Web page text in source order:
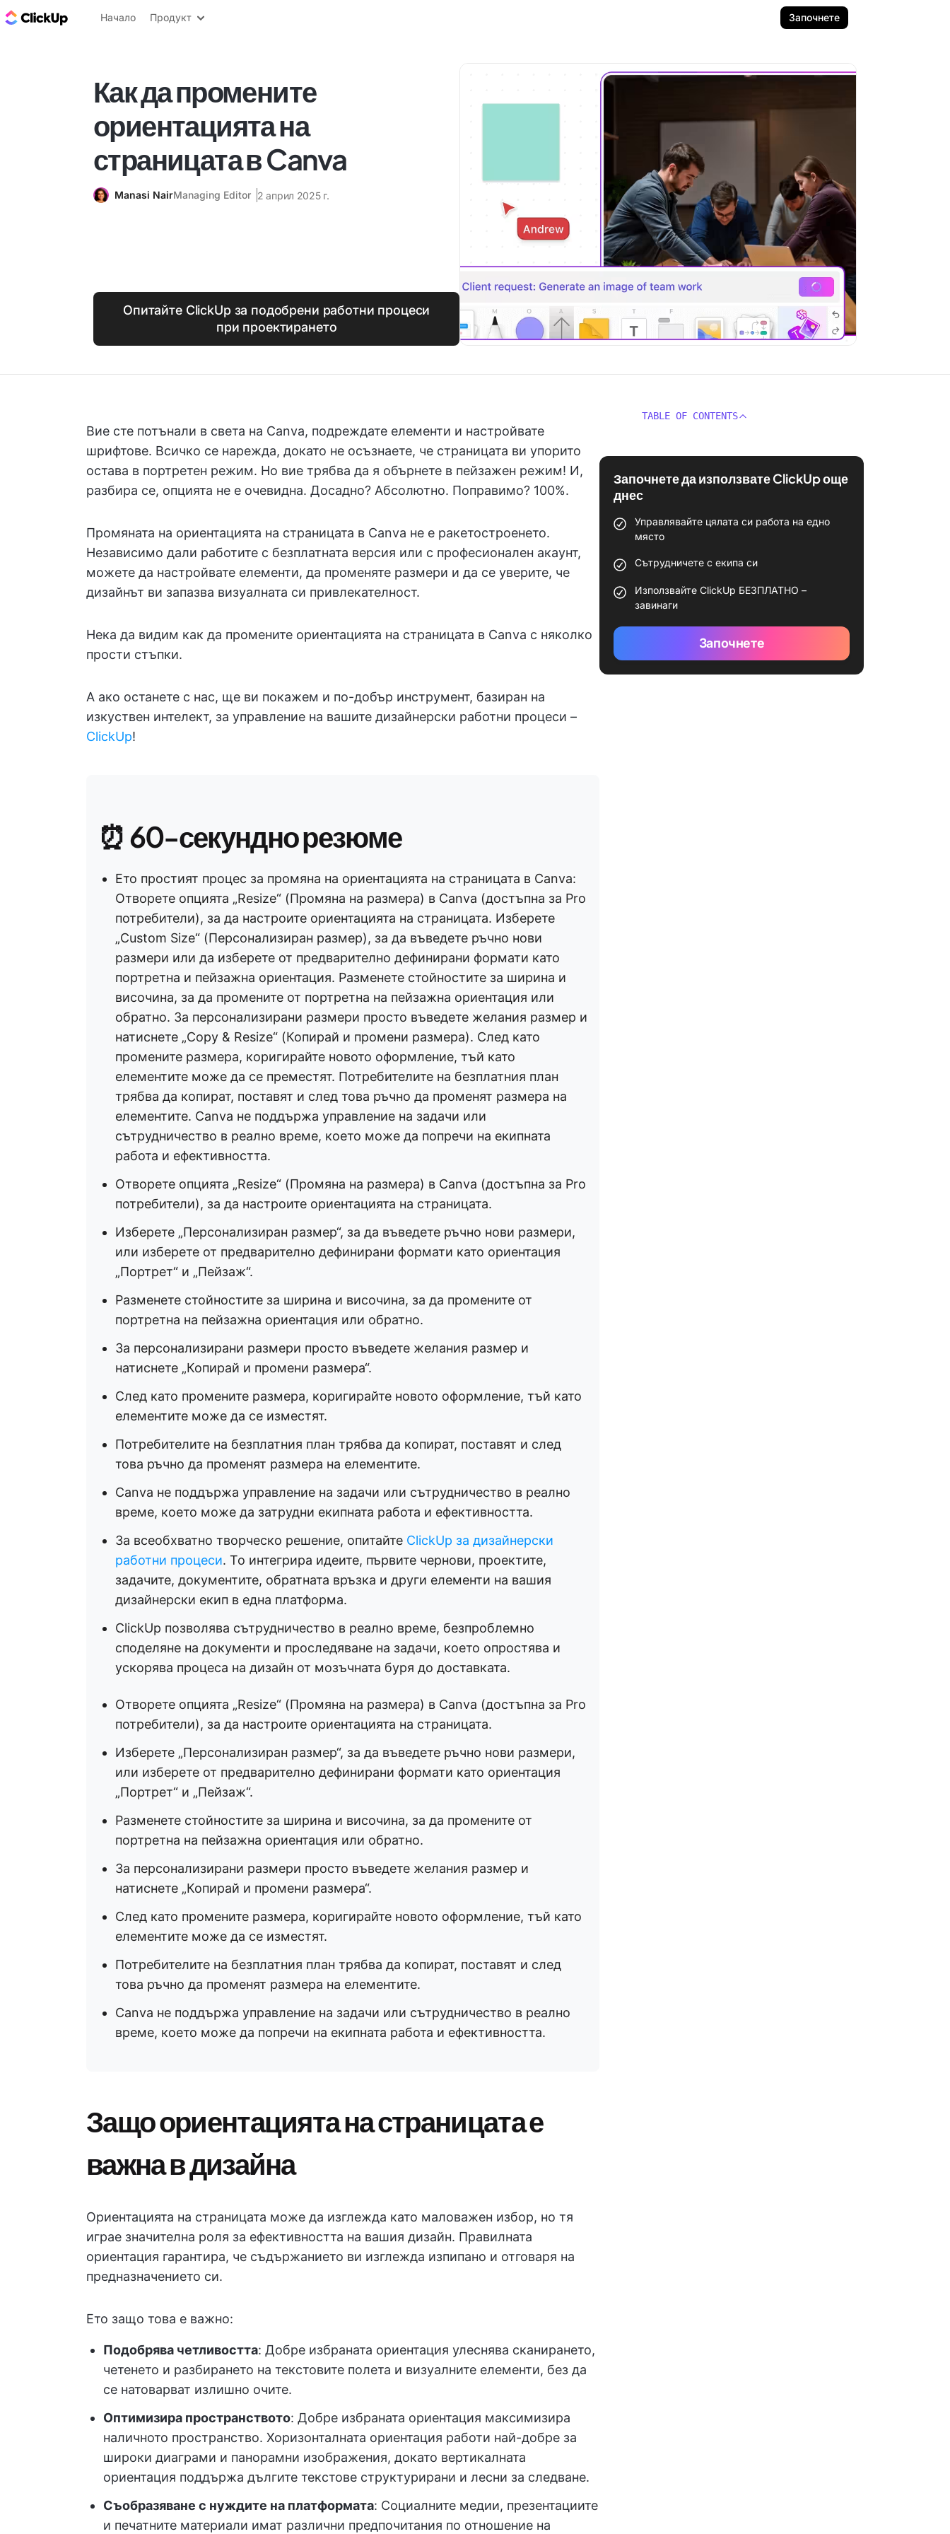
ClickUp блог
Начало Продукт Започнете
Как да промените
ориентацията на
страницата в Canva
Manasi NairManaging Editor 2 април 2025 г.
Опитайте ClickUp за подобрени работни процеси
при проектирането
Вие сте потънали в света на Canva, подреждате елементи и настройвате
шрифтове. Всичко се нарежда, докато не осъзнаете, че страницата ви упорито
остава в портретен режим. Но вие трябва да я обърнете в пейзажен режим! И,
разбира се, опцията не е очевидна. Досадно? Абсолютно. Поправимо? 100%.
Промяната на ориентацията на страницата в Canva не е ракетостроенето.
Независимо дали работите с безплатната версия или с професионален акаунт,
можете да настройвате елементи, да променяте размери и да се уверите, че
дизайнът ви запазва визуалната си привлекателност.
Нека да видим как да промените ориентацията на страницата в Canva с няколко
прости стъпки.
А ако останете с нас, ще ви покажем и по-добър инструмент, базиран на
изкуствен интелект, за управление на вашите дизайнерски работни процеси –
ClickUp!
⏰ 60-секундно резюме
Ето простият процес за промяна на ориентацията на страницата в Canva:
Отворете опцията „Resize“ (Промяна на размера) в Canva (достъпна за Pro
потребители), за да настроите ориентацията на страницата. Изберете
„Custom Size“ (Персонализиран размер), за да въведете ръчно нови
размери или да изберете от предварително дефинирани формати като
портретна и пейзажна ориентация. Разменете стойностите за ширина и
височина, за да промените от портретна на пейзажна ориентация или
обратно. За персонализирани размери просто въведете желания размер и
натиснете „Copy & Resize“ (Копирай и промени размера). След като
промените размера, коригирайте новото оформление, тъй като
елементите може да се преместят. Потребителите на безплатния план
трябва да копират, поставят и след това ръчно да променят размера на
елементите. Canva не поддържа управление на задачи или
сътрудничество в реално време, което може да попречи на екипната
работа и ефективността.
Отворете опцията „Resize“ (Промяна на размера) в Canva (достъпна за Pro
потребители), за да настроите ориентацията на страницата.
Изберете „Персонализиран размер“, за да въведете ръчно нови размери,
или изберете от предварително дефинирани формати като ориентация
„Портрет“ и „Пейзаж“.
Разменете стойностите за ширина и височина, за да промените от
портретна на пейзажна ориентация или обратно.
За персонализирани размери просто въведете желания размер и
натиснете „Копирай и промени размера“.
След като промените размера, коригирайте новото оформление, тъй като
елементите може да се изместят.
Потребителите на безплатния план трябва да копират, поставят и след
това ръчно да променят размера на елементите.
Canva не поддържа управление на задачи или сътрудничество в реално
време, което може да затрудни екипната работа и ефективността.
За всеобхватно творческо решение, опитайте ClickUp за дизайнерски
работни процеси. То интегрира идеите, първите чернови, проектите,
задачите, документите, обратната връзка и други елементи на вашия
дизайнерски екип в една платформа.
ClickUp позволява сътрудничество в реално време, безпроблемно
споделяне на документи и проследяване на задачи, което опростява и
ускорява процеса на дизайн от мозъчната буря до доставката.
Отворете опцията „Resize“ (Промяна на размера) в Canva (достъпна за Pro
потребители), за да настроите ориентацията на страницата.
Изберете „Персонализиран размер“, за да въведете ръчно нови размери,
или изберете от предварително дефинирани формати като ориентация
„Портрет“ и „Пейзаж“.
Разменете стойностите за ширина и височина, за да промените от
портретна на пейзажна ориентация или обратно.
За персонализирани размери просто въведете желания размер и
натиснете „Копирай и промени размера“.
След като промените размера, коригирайте новото оформление, тъй като
елементите може да се изместят.
Потребителите на безплатния план трябва да копират, поставят и след
това ръчно да променят размера на елементите.
Canva не поддържа управление на задачи или сътрудничество в реално
време, което може да попречи на екипната работа и ефективността.
Защо ориентацията на страницата е
важна в дизайна
Ориентацията на страницата може да изглежда като маловажен избор, но тя
играе значителна роля за ефективността на вашия дизайн. Правилната
ориентация гарантира, че съдържанието ви изглежда изпипано и отговаря на
предназначението си.
Ето защо това е важно:
Подобрява четливостта: Добре избраната ориентация улеснява сканирането,
четенето и разбирането на текстовите полета и визуалните елементи, без да
се натоварват излишно очите.
Оптимизира пространството: Добре избраната ориентация максимизира
наличното пространство. Хоризонталната ориентация работи най-добре за
широки диаграми и панорамни изображения, докато вертикалната
ориентация поддържа дългите текстове структурирани и лесни за следване.
Съобразяване с нуждите на платформата: Социалните медии, презентациите
и печатните материали имат различни предпочитания по отношение на
TABLE OF CONTENTS
Започнете да използвате ClickUp още
днес
Управлявайте цялата си работа на едно
място
Сътрудничете с екипа си
Използвайте ClickUp БЕЗПЛАТНО –
завинаги
Започнете